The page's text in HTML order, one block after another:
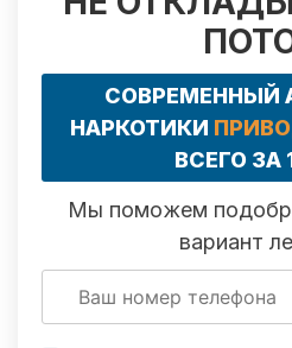
СОВРЕМЕННЫЙ
НАРКОТИКИ
ВСЕГО ЗА
Мы поможем
вариант